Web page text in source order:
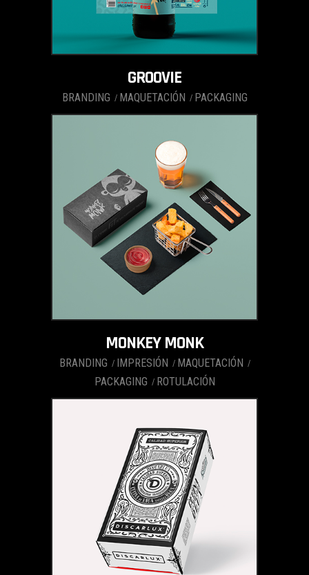
GROOVIE
BRANDING MAQUETACIÓN PACKAGING
MONKEY MONK
BRANDING IMPRESIÓN
MAQUETACIÓN
PACKAGING
ROTULACIÓN